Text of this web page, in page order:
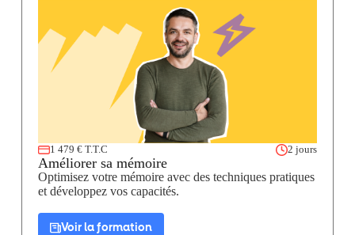
1 479 € T.T.C 2 jours
Améliorer sa mémoire
Optimisez votre mémoire avec des techniques pratiques
et développez vos capacités.
Voir la formation